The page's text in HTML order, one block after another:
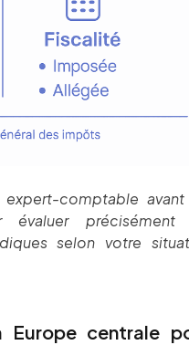
expert-comptable
précisément
selon votre
Europe centrale